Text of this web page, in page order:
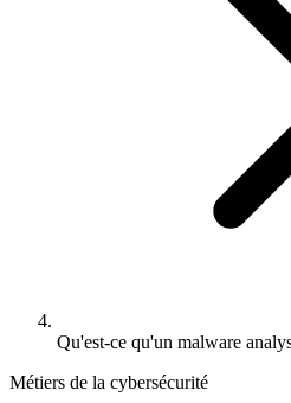
Qu'est-ce qu'un malware
Métiers de la cybersécurité